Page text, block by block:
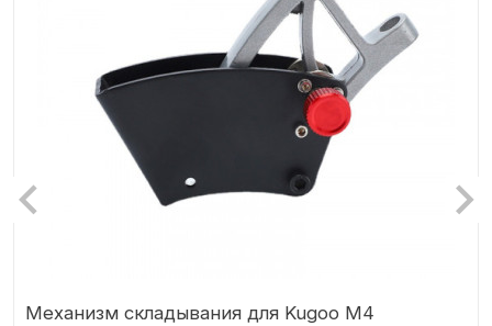
Механизм складывания для Kugoo М4